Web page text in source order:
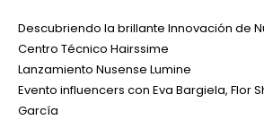
Descubriendo la brillante Innovación de
Centro Técnico Hairssime
Lanzamiento Nusense Lumine
Evento influencers con Eva Bargiela, Flor
García